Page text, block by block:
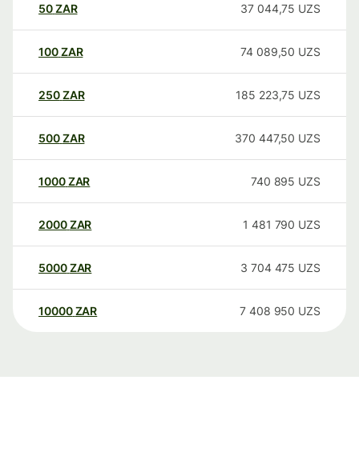
50ZAR 37 044,75 UZS
100ZAR 74 089,50 UZS
250ZAR 185 223,75 UZS
500ZAR 370 447,50 UZS
1000ZAR 740 895 UZS
2000ZAR 1 481 790 UZS
5000ZAR 3 704 475 UZS
10000 ZAR 7 408 950 UZS